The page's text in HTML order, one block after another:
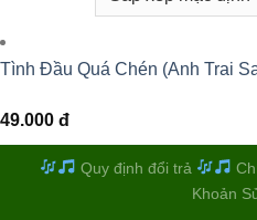
Tình Đầu Quá Chén (Anh Trai
49.000 đ
Quy định đổi trả
Khoản